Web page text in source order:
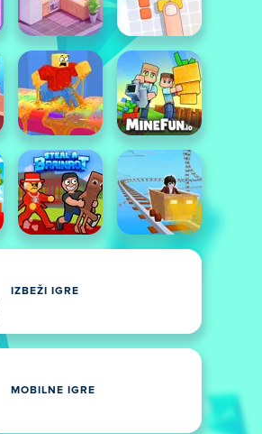
IZBEŽI IGRE
MOBILNE IGRE